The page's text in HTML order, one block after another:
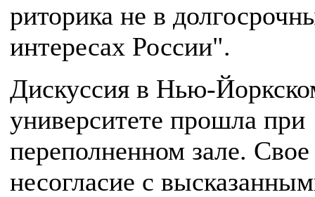
риторика не в
интересах России".
Дискуссия в Нью-
университете прошла при
переполненном зале. Свое
несогласие с